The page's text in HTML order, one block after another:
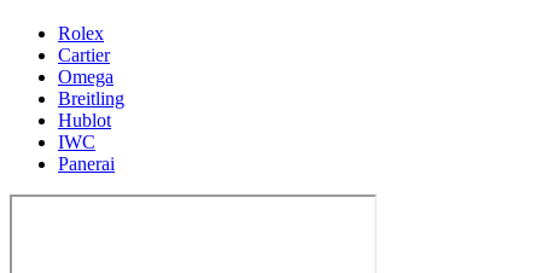
Rolex
Cartier
Omega
Breitling
Hublot
IWC
Panerai